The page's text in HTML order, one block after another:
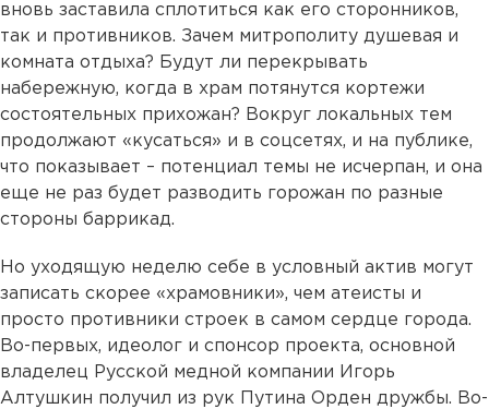
вновь заставила сплотиться как его сторонников,
так и противников. Зачем митрополиту душевая и
комната отдыха? Будут ли перекрывать
набережную, когда в храм потянутся кортежи
состоятельных прихожан? Вокруг локальных тем
продолжают «кусаться» и в соцсетях, и на публике,
что показывает – потенциал темы не исчерпан, и она
еще не раз будет разводить горожан по разные
стороны баррикад.
Но уходящую неделю себе в условный актив могут
записать скорее «храмовники», чем атеисты и
просто противники строек в самом сердце города.
Во-первых, идеолог и спонсор проекта, основной
владелец Русской медной компании Игорь
Алтушкин получил из рук Путина Орден дружбы. Во-